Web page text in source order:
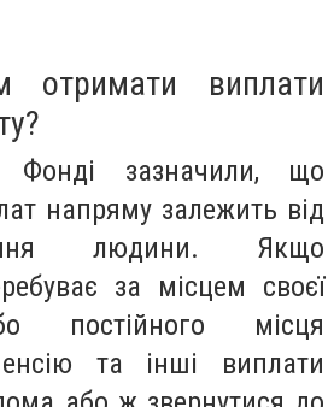
отримати виплати
Фонді зазначили, що
напряму залежить від
людини. Якщо
за місцем своєї
постійного місця
та інші виплати